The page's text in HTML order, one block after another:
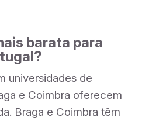
barata para
universidades de
e Coimbra oferecem
Braga e Coimbra têm